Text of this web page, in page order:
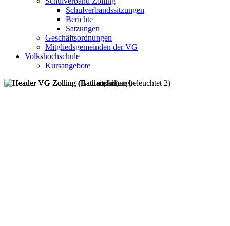
Schulverbandssitzungen
Berichte
Satzungen
Geschäftsordnungen
Mitgliedsgemeinden der VG
Volkshochschule
Kursangebote